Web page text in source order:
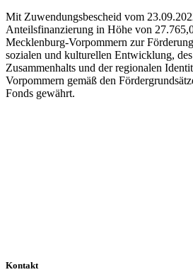
Mit Zuwendungsbescheid vom
Anteilsfinanzierung in Höhe von
Mecklenburg-Vorpommern zur
sozialen und kulturellen Entwicklung,
Zusammenhalts und der regionalen
Vorpommern gemäß den
Fonds gewährt.
Kontakt